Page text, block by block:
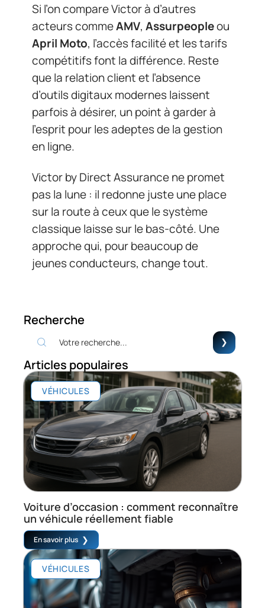
Si l’on compare Victor à d’autres
acteurs commeAMV, Assurpeopleou
April Moto, l’accès facilité et les tarifs
compétitifs font la différence. Reste
que la relation client et l’absence
d’outils digitaux modernes laissent
parfois à désirer, un point à garder à
l’esprit pour les adeptes de la gestion
en ligne.
Victor by Direct Assurance ne promet
pas la lune : il redonne juste une place
sur la route à ceux que le système
classique laisse sur le bas-côté. Une
approche qui, pour beaucoup de
jeunes conducteurs, change tout.
Recherche
Articles populaires
VÉHICULES
Voiture d’occasion : comment reconnaître
un véhicule réellement fiable
En savoir plus
VÉHICULES